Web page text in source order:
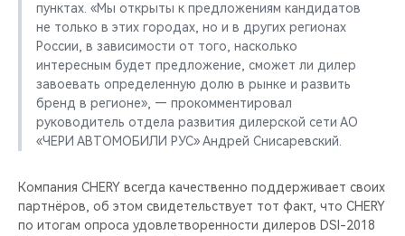
пунктах. «Мы открыты к предложениям кандидатов
не только в этих городах, но и в других регионах
России, в зависимости от того, насколько
интересным будет предложение, сможет ли дилер
завоевать определенную долю в рынке и развить
бренд в регионе», — прокомментировал
руководитель отдела развития дилерской сети АО
«ЧЕРИ АВТОМОБИЛИ РУС» Андрей Снисаревский.
Компания CHERY всегда качественно поддерживает своих
партнёров, об этом свидетельствует тот факт, что CHERY
по итогам опроса удовлетворенности дилеров DSI-2018